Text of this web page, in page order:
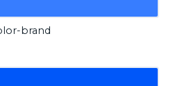
brand